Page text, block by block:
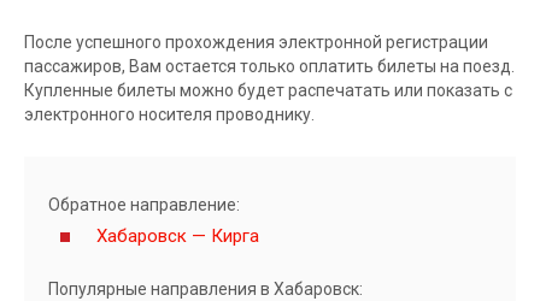
После успешного прохождения электронной регистрации
пассажиров, Вам остается только оплатить билеты на поезд.
Купленные билеты можно будет распечатать или показать с
электронного носителя проводнику.
Обратное направление:
Хабаровск — Кирга
Популярные направления в Хабаровск: